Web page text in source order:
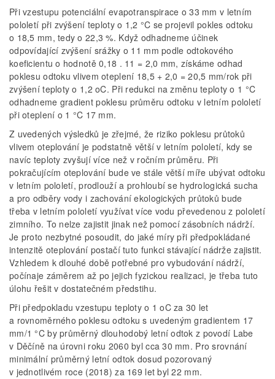
Při vzestupu potenciální evapotranspirace o 33 mm v letním
pololetí při zvýšení teploty o 1,2 °C se projevil pokles odtoku
o 18,5 mm, tedy o 22,3 %. Když odhadneme účinek
odpovídající zvýšení srážky o 11 mm podle odtokového
koeficientu o hodnotě 0,18 . 11 = 2,0 mm, získáme odhad
poklesu odtoku vlivem oteplení 18,5 + 2,0 = 20,5 mm/rok při
zvýšení teploty o 1,2 oC. Při redukci na změnu teploty o 1 °C
odhadneme gradient poklesu průměru odtoku v letním pololetí
při oteplení o 1 °C 17 mm.
Z uvedených výsledků je zřejmé, že riziko poklesu průtoků
vlivem oteplování je podstatně větší v letním pololetí, kdy se
navíc teploty zvyšují více než v ročním průměru. Při
pokračujícím oteplování bude ve stále větší míře ubývat odtoku
v letním pololetí, prodlouží a prohloubí se hydrologická sucha
a pro odběry vody i zachování ekologických průtoků bude
třeba v letním pololetí využívat více vodu převedenou z pololetí
zimního. To nelze zajistit jinak než pomocí zásobních nádrží.
Je proto nezbytné posoudit, do jaké míry při předpokládané
intenzitě oteplování postačí tuto funkci stávající nádrže zajistit.
Vzhledem k dlouhé době potřebné pro vybudování nádrží,
počínaje záměrem až po jejich fyzickou realizaci, je třeba tuto
úlohu řešit v dostatečném předstihu.
Při předpokladu vzestupu teploty o 1 oC za 30 let
a rovnoměrného poklesu odtoku s uvedeným gradientem 17
mm/1 °C by průměrný dlouhodobý letní odtok z povodí Labe
v Děčíně na úrovni roku 2060 byl cca 30 mm. Pro srovnání
minimální průměrný letní odtok dosud pozorovaný
v jednotlivém roce (2018) za 169 let byl 22 mm.